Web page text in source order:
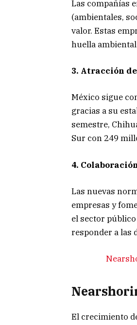
Las compañías
(ambientales,
valor. Estas
huella
3. Atracción
México sigue
gracias a su
semestre,
Sur con 249
4.
Las nuevas
empresas y
el sector
responder a las
El crecimiento